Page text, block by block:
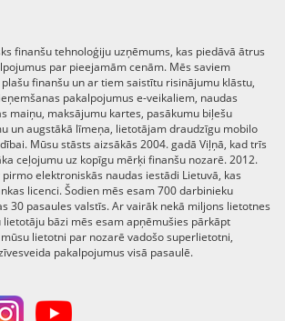
finanšu tehnoloģiju uzņēmums, kas piedāvā ātrus
par pieejamām cenām. Mēs saviem
finanšu un ar tiem saistītu risinājumu klāstu,
pakalpojumus e-veikaliem, naudas
maiņu, maksājumu kartes, pasākumu biļešu
un augstākā līmeņa, lietotājam draudzīgu mobilo
Mūsu stāsts aizsākās 2004. gadā Viļņā, kad trīs
ceļojumu uz kopīgu mērķi finanšu nozarē. 2012.
elektroniskās naudas iestādi Lietuvā, kas
licenci. Šodien mēs esam 700 darbinieku
30 pasaules valstīs. Ar vairāk nekā miljons lietotnes
lietotāju bāzi mēs esam apņēmušies pārkāpt
lietotni par nozarē vadošo superlietotni,
pakalpojumus visā pasaulē.